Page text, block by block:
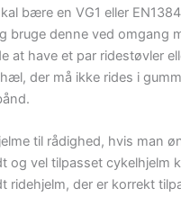
bære en VG1 eller
bruge denne ved omgang
at have et par ridestøvler
der må ikke rides i
til rådighed, hvis man
og vel tilpasset cykelhjelm
ridehjelm, der er korrekt